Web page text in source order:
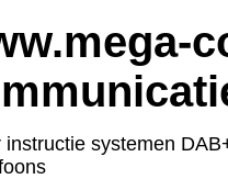
instructie systemen